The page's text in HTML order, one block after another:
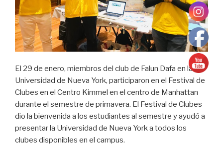
2020
en
El 29 de enero, miembros del club de Falun Dafa en la
Universidad de Nueva York, participaron en el Festival de
Clubes en el Centro Kimmel en el centro de Manhattan
durante el semestre de primavera. El Festival de Clubes
dio la bienvenida a los estudiantes al semestre y ayudó a
presentar la Universidad de Nueva York a todos los
clubes disponibles en el campus.